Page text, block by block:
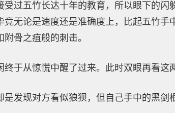
受过五竹长达十年的教育，所以眼下的闪
无论是速度还是准确度上，比起五竹手
骨之疽般的刺击。
于从惊慌中醒了过来。此时双眼再看这
发现对方看似狼狈，但自己手中的黑剑